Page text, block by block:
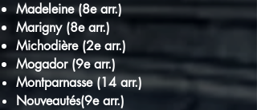
Madeleine (8e arr.)
Marigny (8e arr.)
Michodière (2e arr.)
Mogador (9e arr.)
Montparnasse (14 arr.)
Nouveautés(9e arr.)